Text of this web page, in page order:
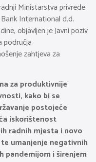
Ministarstva privrede
International d.d.
objavljen je Javni poziv
područja
zahtjeva za
za produktivnije
kako bi se
postojeće
iskorištenost
radnih mjesta i novo
umanjenje negativnih
pandemijom i širenjem